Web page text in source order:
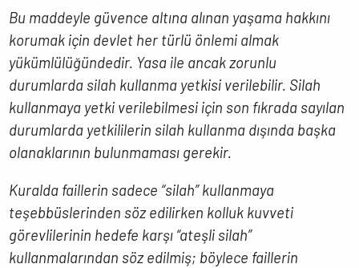
Bu maddeyle güvence altına alınan yaşama hakkını
korumak için devlet her türlü önlemi almak
yükümlülüğündedir. Yasa ile ancak zorunlu
durumlarda silah kullanma yetkisi verilebilir. Silah
kullanmaya yetki verilebilmesi için son fıkrada sayılan
durumlarda yetkililerin silah kullanma dışında başka
olanaklarının bulunmaması gerekir.
Kuralda faillerin sadece “silah” kullanmaya
teşebbüslerinden söz edilirken kolluk kuvveti
görevlilerinin hedefe karşı “ateşli silah”
kullanmalarından söz edilmiş; böylece faillerin